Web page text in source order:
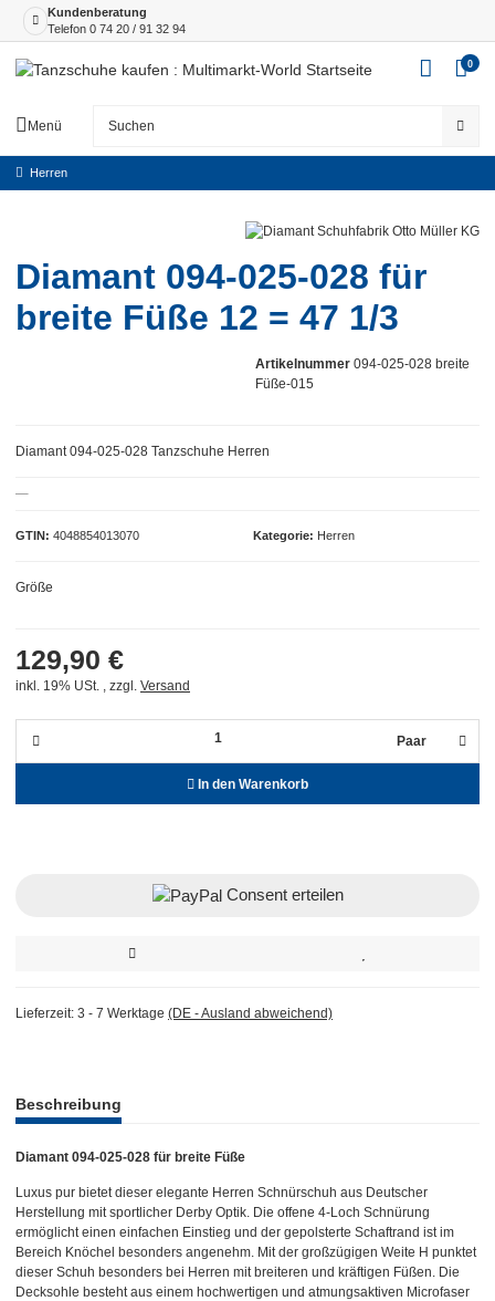
Kundenberatung
Telefon 0 74 20 / 91 32 94
Menü
0
Herren
Diamant 094-025-028 für
breite Füße 12 = 47 1/3
Artikelnummer 094-025-028 breite
Füße-015
GTIN 4048854013070 Kategorie Herren
Diamant 094-025-028 Tanzschuhe Herren
Größe
129,90 €
inkl. 19% USt. , zzgl. Versand
Paar
In den Warenkorb
Consent erteilen
Lieferzeit: 3 - 7 Werktage (DE - Ausland abweichend)
Beschreibung
Diamant 094-025-028 für breite Füße
Luxus pur bietet dieser elegante Herren Schnürschuh aus Deutscher
Herstellung mit sportlicher Derby Optik. Die offene 4-Loch Schnürung
ermöglicht einen einfachen Einstieg und der gepolsterte Schaftrand ist im
Bereich Knöchel besonders angenehm. Mit der großzügigen Weite H punktet
dieser Schuh besonders bei Herren mit breiteren und kräftigen Füßen. Die
Decksohle besteht aus einem hochwertigen und atmungsaktiven Microfaser